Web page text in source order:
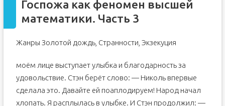
Госпожа как феномен высшей
математики. Часть 3
Жанры Золотой дождь, Странности, Экзекуция
моём лице выступает улыбка и благодарность за
удовольствие. Стэн берёт слово: — Николь впервые
сделала это. Давайте ей поаплодируем! Народ начал
хлопать. Я расплылась в улыбке. И Стэн продолжил: —